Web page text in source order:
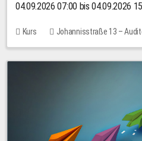
04.09.2026 07:00 bis 04.09.2026
Kurs Johannisstraße 13 –
10,00 EUR